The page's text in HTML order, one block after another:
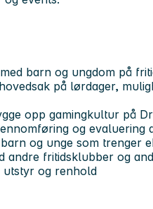
barn og ungdom på
på lørdager,
opp gamingkultur på
og evaluering
og unge som trenger
andre fritidsklubber og
utstyr og renhold